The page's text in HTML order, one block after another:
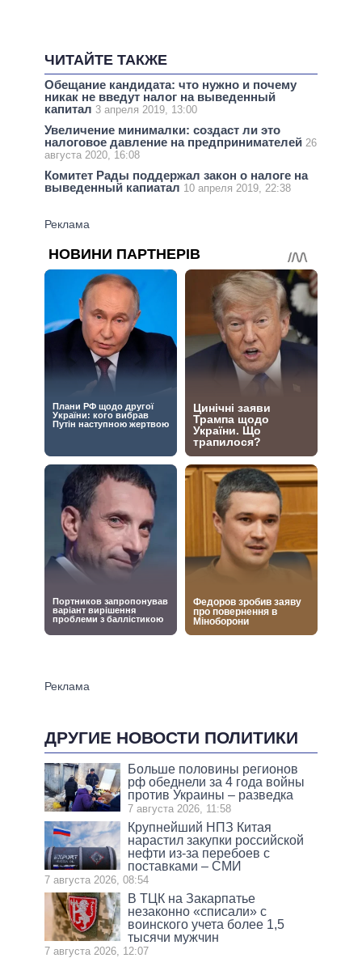
ЧИТАЙТЕ ТАКЖЕ
Обещание кандидата: что нужно и почему
никак не введут налог на выведенный
капитал 3 апреля 2019, 13:00
Увеличение минималки: создаст ли это
налоговое давление на предпринимателей 26
августа 2020, 16:08
Комитет Рады поддержал закон о налоге на
выведенный капиатал 10 апреля 2019, 22:38
ДРУГИЕ НОВОСТИ ПОЛИТИКИ
Больше половины регионов
рф обеднели за 4 года войны
против Украины – разведка
7 августа 2026, 11:58
Крупнейший НПЗ Китая
нарастил закупки российской
нефти из-за перебоев с
поставками – СМИ
7 августа 2026, 08:54
В ТЦК на Закарпатье
незаконно «списали» с
воинского учета более 1,5
тысячи мужчин
7 августа 2026, 12:07